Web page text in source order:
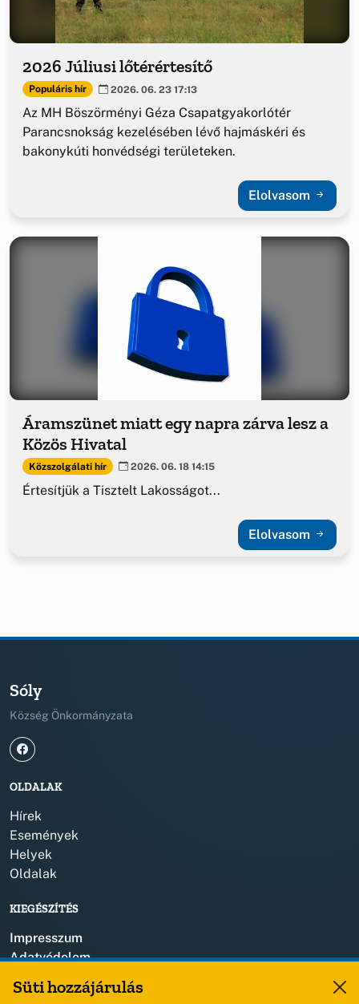
2026 Júliusi lőtérértesítő
Populáris hír 2026. 06. 23 17:13
Az MH Böszörményi Géza Csapatgyakorlótér
Parancsnokság kezelésében lévő hajmáskéri és
bakonykúti honvédségi területeken.
Elolvasom
Áramszünet miatt egy napra zárva lesz a
Közös Hivatal
Közszolgálati hír 2026. 06. 18 14:15
Értesítjük a Tisztelt Lakosságot...
Elolvasom
Sóly
Község Önkormányzata
OLDALAK
Hírek
Események
Helyek
Oldalak
KIEGÉSZÍTÉS
Impresszum
Adatvédelem
Süti hozzájárulás